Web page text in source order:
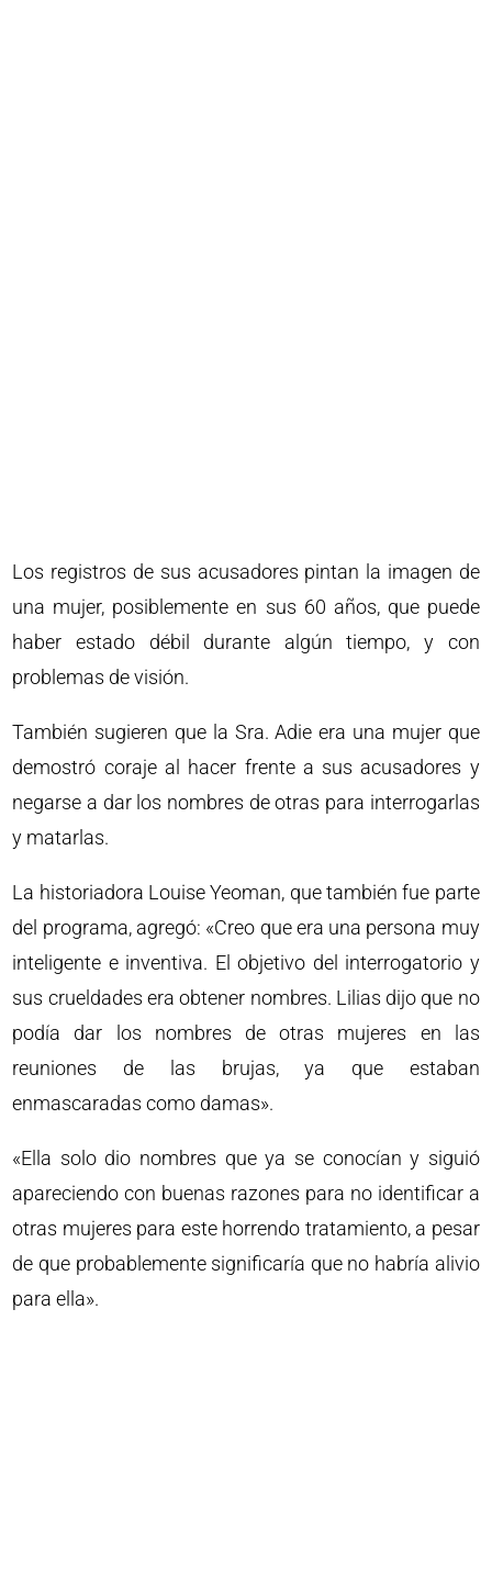
Los registros de sus acusadores pintan la imagen de
una mujer, posiblemente en sus 60 años, que puede
haber estado débil durante algún tiempo, y con
problemas de visión.
También sugieren que la Sra. Adie era una mujer que
demostró coraje al hacer frente a sus acusadores y
negarse a dar los nombres de otras para interrogarlas
y matarlas.
La historiadora Louise Yeoman, que también fue parte
del programa, agregó: «Creo que era una persona muy
inteligente e inventiva. El objetivo del interrogatorio y
sus crueldades era obtener nombres. Lilias dijo que no
podía dar los nombres de otras mujeres en las
reuniones de las brujas, ya que estaban
enmascaradas como damas».
«Ella solo dio nombres que ya se conocían y siguió
apareciendo con buenas razones para no identificar a
otras mujeres para este horrendo tratamiento, a pesar
de que probablemente significaría que no habría alivio
para ella».